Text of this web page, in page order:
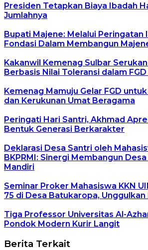
Presiden Tetapkan Biaya Ibadah
Jumlahnya
Bupati Majene: Melalui Peringatan
Fondasi Dalam Membangun
Kakanwil Kemenag Sulbar
Berbasis Nilai Toleransi dalam
Kemenag Mamuju Gelar FGD
dan Kerukunan Umat Beragama
Peringati Hari Santri, Akhmad
Bentuk Generasi Berkarakter
Deklarasi Desa Santri oleh
BKPRMI: Sinergi Membangun
Mandiri
Seminar Proker Mahasiswa KKN
75 di Desa Batukaropa,
Tiga Professor Universitas Al-
Pondok Modern Kurir Langit
Berita Terkait